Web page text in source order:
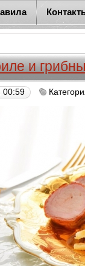
и
00:59